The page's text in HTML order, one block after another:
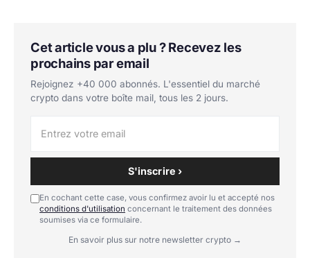
Cet article vous a plu ? Recevez les
prochains par email
Rejoignez +40 000 abonnés. L'essentiel du marché
crypto dans votre boîte mail, tous les 2 jours.
S'inscrire ›
En cochant cette case, vous confirmez avoir lu et accepté nos
conditions d'utilisation concernant le traitement des données
soumises via ce formulaire.
En savoir plus sur notre newsletter crypto →